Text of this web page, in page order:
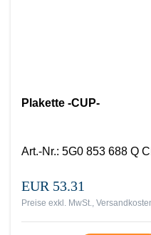
Plakette -CUP-
Art.-Nr.: 5G0 853 688 Q
EUR 53.31
Preise exkl. MwSt.,